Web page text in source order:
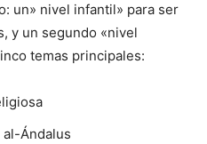
un» nivel infantil» para ser
y un segundo «nivel
temas principales:
Ándalus